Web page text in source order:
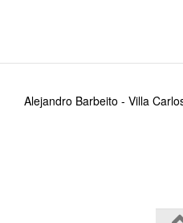
Alejandro Barbeito - Villa